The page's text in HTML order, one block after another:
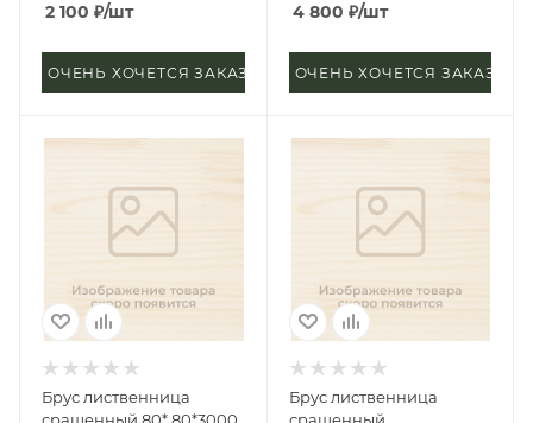
2 100 ₽/шт
ОЧЕНЬ ХОЧЕТСЯ ЗАКАЗАТЬ
4 800 ₽/шт
ОЧЕНЬ ХОЧЕТСЯ ЗАКАЗАТЬ
Брус лиственница
сращенный 80* 80*3000
Брус лиственница
сращенный